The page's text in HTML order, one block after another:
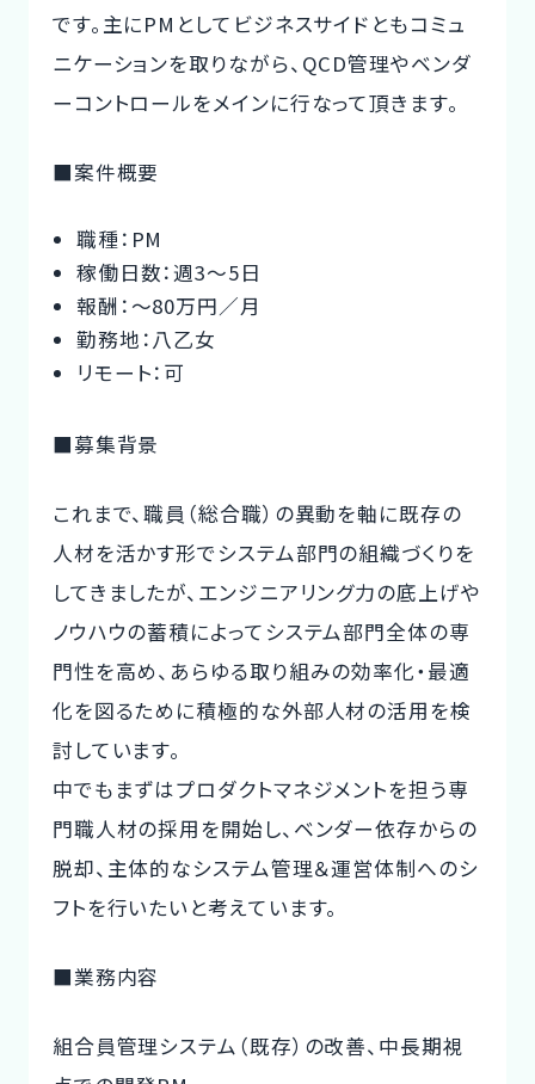
です。主にPMとしてビジネスサイドともコミュ
ニケーションを取りながら、QCD管理やベンダ
ーコントロールをメインに行なって頂きます。
■案件概要
職種：PM
稼働日数：週3〜5日
報酬：〜80万円／月
勤務地：八乙女
リモート：可
■募集背景
これまで、職員（総合職）の異動を軸に既存の
人材を活かす形でシステム部門の組織づくりを
してきましたが、エンジニアリング力の底上げや
ノウハウの蓄積によってシステム部門全体の専
門性を高め、あらゆる取り組みの効率化・最適
化を図るために積極的な外部人材の活用を検
討しています。
中でもまずはプロダクトマネジメントを担う専
門職人材の採用を開始し、ベンダー依存からの
脱却、主体的なシステム管理＆運営体制へのシ
フトを行いたいと考えています。
■業務内容
組合員管理システム（既存）の改善、中長期視